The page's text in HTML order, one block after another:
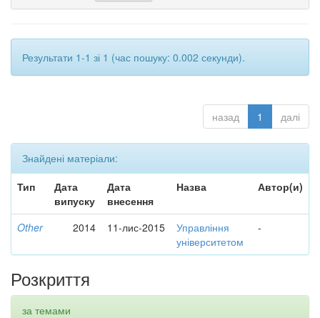
Результати 1-1 зі 1 (час пошуку: 0.002 секунди).
назад 1 далі
Знайдені матеріали:
Тип
Дата
випуску
Дата
внесення
Назва Автор(и)
Other 2014 11-лис-2015
Управління
університетом
-
Розкриття
за темами